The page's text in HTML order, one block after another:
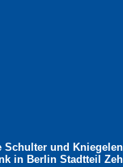
Schulter und
in Berlin Stadtteil